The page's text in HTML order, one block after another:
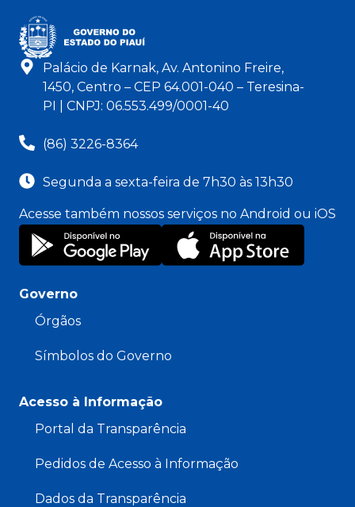
Palácio de Karnak, Av. Antonino Freire,
1450, Centro – CEP 64.001-040 – Teresina-
PI | CNPJ: 06.553.499/0001-40
(86) 3226-8364
Segunda a sexta-feira de 7h30 às 13h30
Acesse também nossos serviços no Android ou iOS
Governo
Órgãos
Símbolos do Governo
Acesso à Informação
Portal da Transparência
Pedidos de Acesso à Informação
Dados da Transparência